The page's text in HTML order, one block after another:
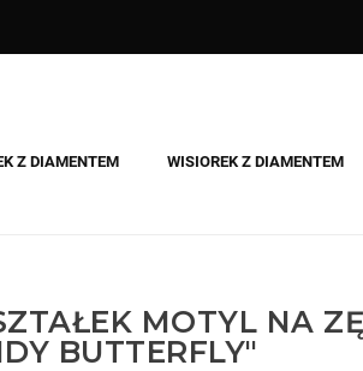
Z DIAMENTEM WISIOREK Z DIAMENTEM
MOTYL NA
BUTTERFLY"